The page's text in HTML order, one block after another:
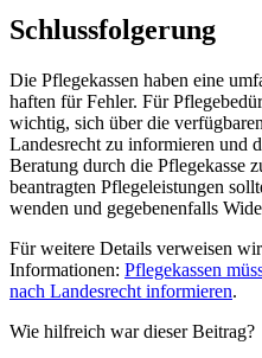
Schlussfolgerung
Die Pflegekassen haben eine
haften für Fehler. Für
wichtig, sich über die
Landesrecht zu informieren und
Beratung durch die Pflegekasse
beantragten Pflegeleistungen
wenden und gegebenenfalls
Für weitere Details verweisen
Informationen: Pflegekassen
nach Landesrecht informieren.
Wie hilfreich war dieser Beitrag?